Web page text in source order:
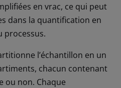
en vrac, ce qui peut
dans la quantification en
processus.
l’échantillon en un
chacun contenant
ou non. Chaque